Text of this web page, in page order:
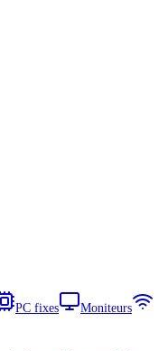
PC fixes
Moniteurs